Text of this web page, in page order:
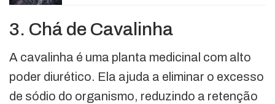
3. Chá de Cavalinha
A cavalinha é uma planta medicinal com alto
poder diurético. Ela ajuda a eliminar o excesso
de sódio do organismo, reduzindo a retenção